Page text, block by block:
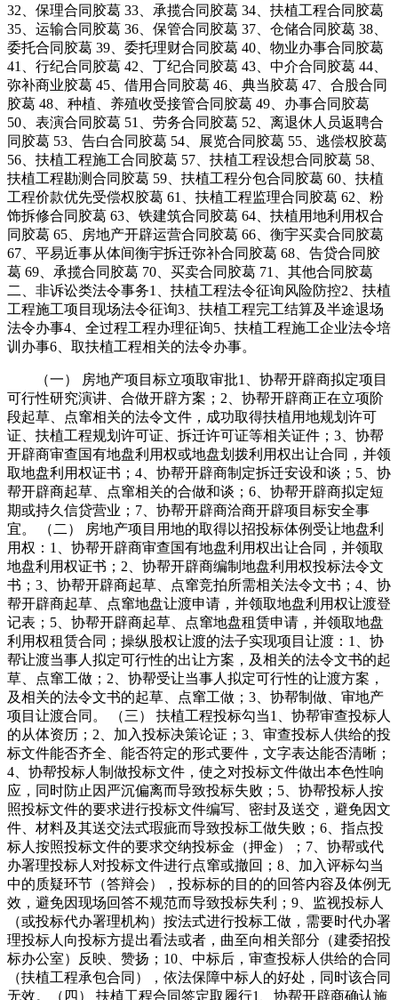
32、保理合同胶葛 33、承揽合同胶葛 34、扶植工程合同胶葛
35、运输合同胶葛 36、保管合同胶葛 37、仓储合同胶葛 38、
委托合同胶葛 39、委托理财合同胶葛 40、物业办事合同胶葛
41、行纪合同胶葛 42、丁纪合同胶葛 43、中介合同胶葛 44、
弥补商业胶葛 45、借用合同胶葛 46、典当胶葛 47、合股合同
胶葛 48、种植、养殖收受接管合同胶葛 49、办事合同胶葛
50、表演合同胶葛 51、劳务合同胶葛 52、离退休人员返聘合
同胶葛 53、告白合同胶葛 54、展览合同胶葛 55、逃偿权胶葛
56、扶植工程施工合同胶葛 57、扶植工程设想合同胶葛 58、
扶植工程勘测合同胶葛 59、扶植工程分包合同胶葛 60、扶植
工程价款优先受偿权胶葛 61、扶植工程监理合同胶葛 62、粉
饰拆修合同胶葛 63、铁建筑合同胶葛 64、扶植用地利用权合
同胶葛 65、房地产开辟运营合同胶葛 66、衡宇买卖合同胶葛
67、平易近事从体间衡宇拆迁弥补合同胶葛 68、告贷合同胶
葛 69、承揽合同胶葛 70、买卖合同胶葛 71、其他合同胶葛
二、非诉讼类法令事务1、扶植工程法令征询风险防控2、扶植
工程施工项目现场法令征询3、扶植工程完工结算及半途退场
法令办事4、全过程工程办理征询5、扶植工程施工企业法令培
训办事6、取扶植工程相关的法令办事。
（一） 房地产项目标立项取审批1、协帮开辟商拟定项目
可行性研究演讲、合做开辟方案；2、协帮开辟商正在立项阶
段起草、点窜相关的法令文件，成功取得扶植用地规划许可
证、扶植工程规划许可证、拆迁许可证等相关证件；3、协帮
开辟商审查国有地盘利用权或地盘划拨利用权出让合同，并领
取地盘利用权证书；4、协帮开辟商制定拆迁安设和谈；5、协
帮开辟商起草、点窜相关的合做和谈；6、协帮开辟商拟定短
期或持久信贷营业；7、协帮开辟商洽商开辟项目标安全事
宜。 （二） 房地产项目用地的取得以招投标体例受让地盘利
用权：1、协帮开辟商审查国有地盘利用权出让合同，并领取
地盘利用权证书；2、协帮开辟商编制地盘利用权投标法令文
书；3、协帮开辟商起草、点窜竞拍所需相关法令文书；4、协
帮开辟商起草、点窜地盘让渡申请，并领取地盘利用权让渡登
记表；5、协帮开辟商起草、点窜地盘租赁申请，并领取地盘
利用权租赁合同；操纵股权让渡的法子实现项目让渡：1、协
帮让渡当事人拟定可行性的出让方案，及相关的法令文书的起
草、点窜工做；2、协帮受让当事人拟定可行性的让渡方案，
及相关的法令文书的起草、点窜工做；3、协帮制做、审地产
项目让渡合同。 （三） 扶植工程投标勾当1、协帮审查投标人
的从体资历；2、加入投标决策论证；3、审查投标人供给的投
标文件能否齐全、能否符定的形式要件，文字表达能否清晰；
4、协帮投标人制做投标文件，使之对投标文件做出本色性响
应，同时防止因严沉偏离而导致投标失败；5、协帮投标人按
照投标文件的要求进行投标文件编写、密封及送交，避免因文
件、材料及其送交法式瑕疵而导致投标工做失败；6、指点投
标人按照投标文件的要求交纳投标金（押金）；7、协帮或代
办署理投标人对投标文件进行点窜或撤回；8、加入评标勾当
中的质疑环节（答辩会），投标标的目的的回答内容及体例无
效，避免因现场回答不规范而导致投标失利；9、监视投标人
（或投标代办署理机构）按法式进行投标工做，需要时代办署
理投标人向投标方提出看法或者，曲至向相关部分（建委招投
标办公室）反映、赞扬；10、中标后，审查投标人供给的合同
（扶植工程承包合同），依法保障中标人的好处，同时该合同
无效。（四） 扶植工程合同签定取履行1、协帮开辟商确认施